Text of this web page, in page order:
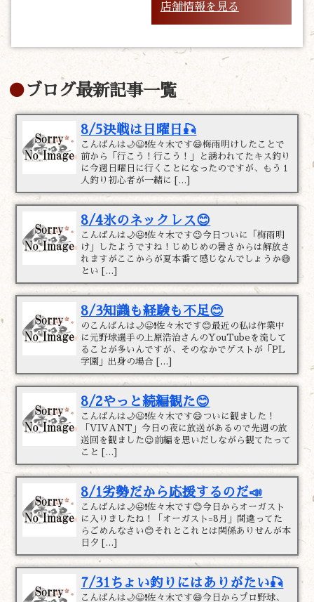
店舗情報を見る
ブログ最新記事一覧
8/5決戦は日曜日🎣
こんばんは🌙😃❗佐々木です😄梅雨明けしたことで
前から「行こう！行こう！」と誘われてたキス釣り
に今週日曜日に行くことになったのですが、もう１
人釣り初心者が一緒に […]
8/4氷のネックレス😊
こんばんは🌙😃❗佐々木です😉今日ついに「梅雨明
け」したようですね！じめじめの暑さからは解放さ
れますがここからが夏本番て感じなんでしょうか😅
とい […]
8/3知識も経験も不足😊
のこんばんは🌙😃❗佐々木です😊最近の私は作業中
に元野球選手の上原浩治さんのYouTubeを流して
ることが多いんですが、そのなかでゲストが「PL
学園」出身の場合 […]
8/2やっと続編観た😊
こんばんは🌙😃❗佐々木です😄ついに観ました！
「VIVANT」今日の夜に放送があるので先週の放
送回を観ました😉前編を思いだしながら観てたって
こと […]
8/1劣勢だから応援するのだ📣
こんばんは🌙😃❗佐々木です😊今日からオーガスト
に入りましたね！「オーガスト=8月」間違ってた
らごめんなさい😊それとこれとは関係ありせんが本
日夕 […]
7/31ちょい釣りにはありがたい🎣
こんばんは🌙😃❗佐々木です😄今日からプロ野球、